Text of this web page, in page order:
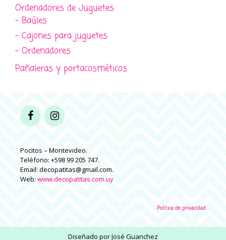
Ordenadores de Juguetes
- Baúles
- Cajones para juguetes
- Ordenadores
Pañaleras y portacosméticos
Pocitos – Montevideo.
Teléfono: +598 99 205 747.
Email: decopatitas@gmail.com.
Web: www.decopatitas.com.uy
Política de privacidad
Diseñado porJosé Guanchez